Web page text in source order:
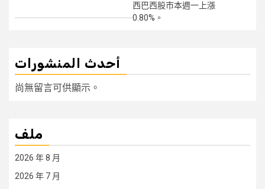
西巴西股市本週一上漲
0.80%。
أحدث المنشورات
尚無留言可供顯示。
ملف
2026 年 8 月
2026 年 7 月